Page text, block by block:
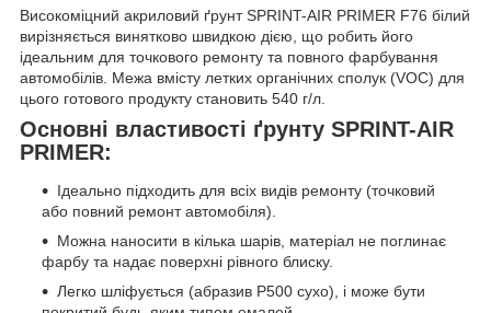
Високоміцний акриловий ґрунт SPRINT-AIR PRIMER F76 білий
вирізняється винятково швидкою дією, що робить його
ідеальним для точкового ремонту та повного фарбування
автомобілів. Межа вмісту летких органічних сполук (VOC) для
цього готового продукту становить 540 г/л.
Основні властивості ґрунту SPRINT-AIR
PRIMER:
Ідеально підходить для всіх видів ремонту (точковий
або повний ремонт автомобіля).
Можна наносити в кілька шарів, матеріал не поглинає
фарбу та надає поверхні рівного блиску.
Легко шліфується (абразив P500 сухо), і може бути